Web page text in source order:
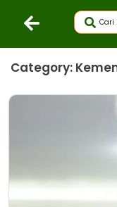
Category: